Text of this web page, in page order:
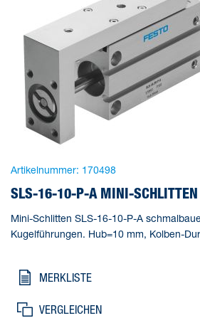
Artikelnummer: 170498
SLS-16-10-P-A MINI-SCHLITTEN
Mini-Schlitten SLS-16-10-P-A
Kugelführungen. Hub=10 mm, Kolben-
MERKLISTE
VERGLEICHEN